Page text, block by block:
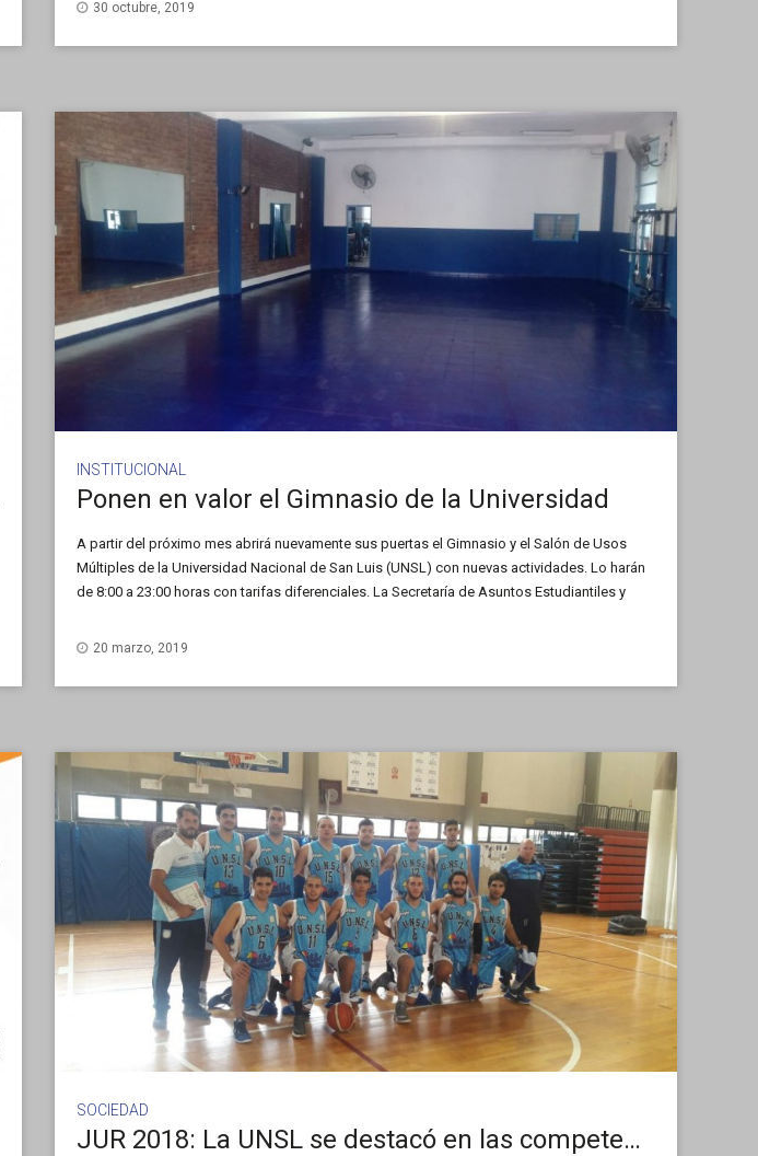
30 octubre, 2019
INSTITUCIONAL
Ponen en valor el Gimnasio de la Universidad
A partir del próximo mes abrirá nuevamente sus puertas el Gimnasio y el Salón de Usos
Múltiples de la Universidad Nacional de San Luis (UNSL) con nuevas actividades. Lo harán
de 8:00 a 23:00 horas con tarifas diferenciales. La Secretaría de Asuntos Estudiantiles y
20 marzo, 2019
SOCIEDAD
JUR 2018: La UNSL se destacó en las competencias